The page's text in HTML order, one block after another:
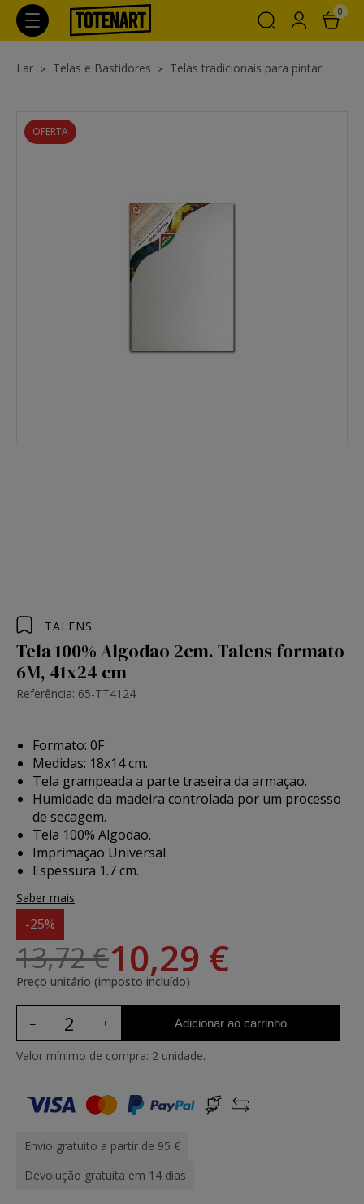
0
Lar Telas e Bastidores Telas tradicionais para pintar
OFERTA
TALENS
Tela 100% Algodao 2cm. Talens formato
6M, 41x24 cm
Referência: 65-TT4124
Formato: 0F
Medidas: 18x14 cm.
Tela grampeada a parte traseira da armaçao.
Humidade da madeira controlada por um processo
de secagem.
Tela 100% Algodao.
Imprimaçao Universal.
Espessura 1.7 cm.
Saber mais
-25%
13,72 €10,29 €
Preço unitário (imposto incluído)
Adicionar ao carrinho
Valor mínimo de compra: 2 unidade.
Envio gratuito a partir de 95 €
Devolução gratuita em 14 dias